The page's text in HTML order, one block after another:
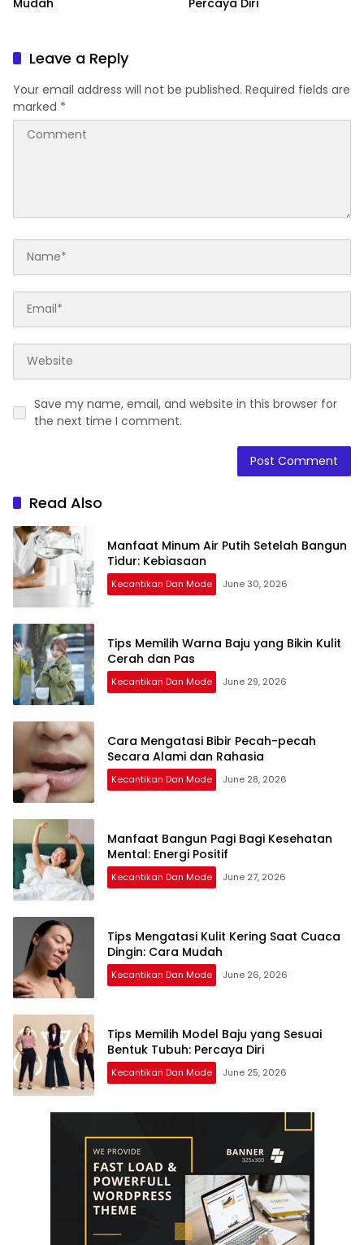
Leave a Reply
Your email address will not be published. Required fields are
marked *
Save my name, email, and website in this browser for
the next time I comment.
Read Also
Manfaat Minum Air Putih Setelah Bangun
Tidur: Kebiasaan
Kecantikan Dan Mode June 30, 2026
Tips Memilih Warna Baju yang Bikin Kulit
Cerah dan Pas
Kecantikan Dan Mode June 29, 2026
Cara Mengatasi Bibir Pecah-pecah
Secara Alami dan Rahasia
Kecantikan Dan Mode June 28, 2026
Manfaat Bangun Pagi Bagi Kesehatan
Mental: Energi Positif
Kecantikan Dan Mode June 27, 2026
Tips Mengatasi Kulit Kering Saat Cuaca
Dingin: Cara Mudah
Kecantikan Dan Mode June 26, 2026
Tips Memilih Model Baju yang Sesuai
Bentuk Tubuh: Percaya Diri
Kecantikan Dan Mode June 25, 2026